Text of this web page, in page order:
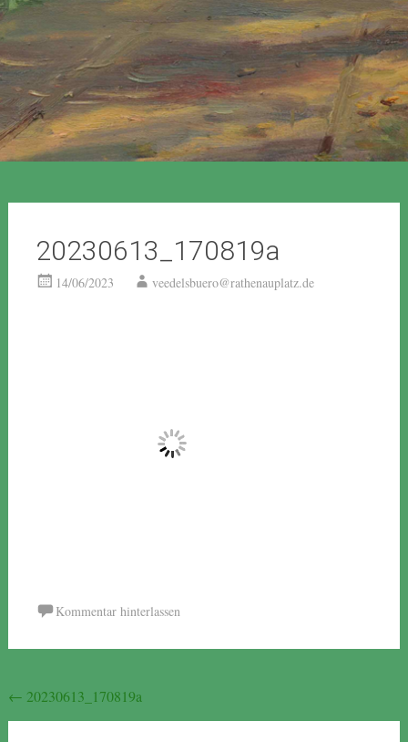
20230613_170819a
14/06/2023 veedelsbuero@rathenauplatz.de
Kommentar hinterlassen
Beitragsnavigation
← 20230613_170819a